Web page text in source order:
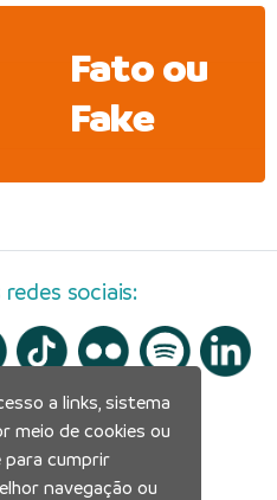
Fato ou
Fake
redes sociais:
a links, sistema
meio de cookies ou
para cumprir
navegação ou